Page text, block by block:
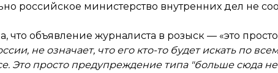
российское министерство внутренних дел не
что объявление журналиста в розыск — «это
не означает, что его кто-то будет искать по
Это просто предупреждение типа "больше сюда